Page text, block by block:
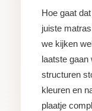
Hoe gaat
juiste
we kijken
laatste
structuren
kleuren en
plaatje